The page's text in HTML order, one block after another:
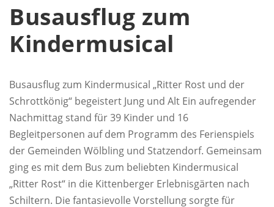
Busausflug zum
Kindermusical
Busausflug zum Kindermusical „Ritter Rost und der
Schrottkönig“ begeistert Jung und Alt Ein aufregender
Nachmittag stand für 39 Kinder und 16
Begleitpersonen auf dem Programm des Ferienspiels
der Gemeinden Wölbling und Statzendorf. Gemeinsam
ging es mit dem Bus zum beliebten Kindermusical
„Ritter Rost“ in die Kittenberger Erlebnisgärten nach
Schiltern. Die fantasievolle Vorstellung sorgte für